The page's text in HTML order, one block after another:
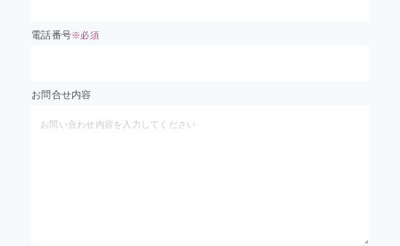
電話番号※必須
お問合せ内容